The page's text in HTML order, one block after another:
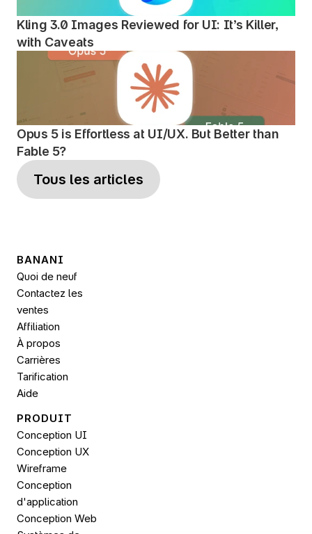
Kling 3.0 Images Reviewed for UI: It’s Killer,
with Caveats
Opus 5 is Effortless at UI/UX. But Better than
Fable 5?
Tous les articles
BANANI
Quoi de neuf
Contactez les
ventes
Affiliation
À propos
Carrières
Tarification
Aide
PRODUIT
Conception UI
Conception UX
Wireframe
Conception
d'application
Conception Web